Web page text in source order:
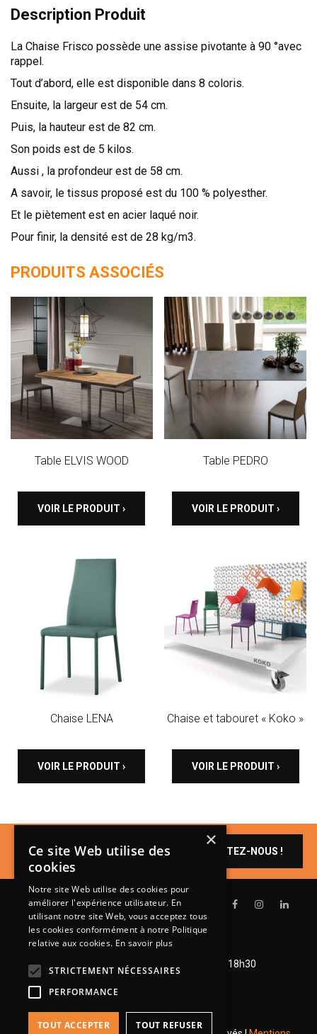
AUTHENTIQUE
Description Produit
La Chaise Frisco possède une assise pivotante à 90 °avec
rappel.
Tout d’abord, elle est disponible dans 8 coloris.
Ensuite, la largeur est de 54 cm.
Puis, la hauteur est de 82 cm.
Son poids est de 5 kilos.
Aussi , la profondeur est de 58 cm.
A savoir, le tissus proposé est du 100 % polyesther.
Et le piètement est en acier laqué noir.
Pour finir, la densité est de 28 kg/m3.
PRODUITS ASSOCIÉS
Table ELVIS WOOD
VOIR LE PRODUIT ›
Table PEDRO
VOIR LE PRODUIT ›
Chaise LENA
VOIR LE PRODUIT ›
Chaise et tabouret « Koko »
VOIR LE PRODUIT ›
Un produit vous
intéresse ?
CONTACTEZ-NOUS !
Lundi de 14h à 18h30
Mardi à vendredi de 9h à 12h et de 14h à 18h30
×
Ce site Web utilise des
cookies
Notre site Web utilise des cookies pour
améliorer l'expérience utilisateur. En
utilisant notre site Web, vous acceptez tous
les cookies conformément à notre Politique
relative aux cookies. En savoir plus
STRICTEMENT NÉCESSAIRES
PERFORMANCE
TOUT ACCEPTER TOUT REFUSER